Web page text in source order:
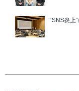
“SNS炎上